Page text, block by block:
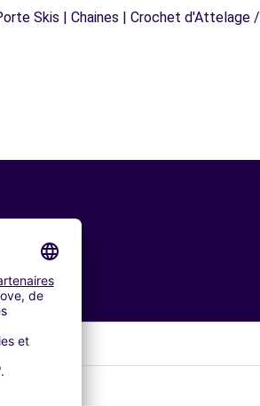
Skis | Chaines | Crochet d'Attelage /